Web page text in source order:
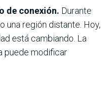
de conexión. Durante
una región distante. Hoy,
está cambiando. La
puede modificar